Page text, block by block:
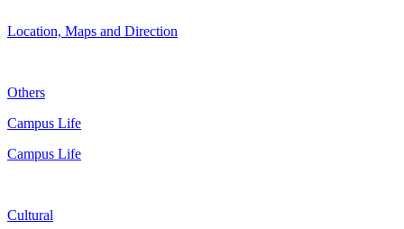
Location, Maps and Direction
Others
Campus Life
Campus Life
Cultural